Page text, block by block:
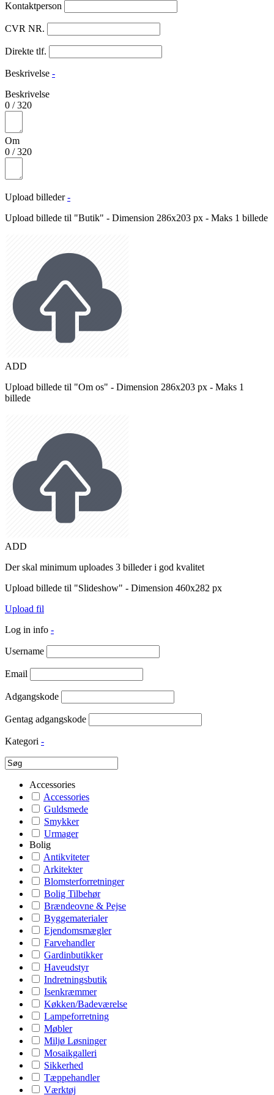
Kontaktperson
CVR NR.
Direkte tlf.
Beskrivelse -
Beskrivelse
0 /320
Om
0 /320
Upload billeder -
Upload billede til "Butik" - Dimension 286x203 px - Maks 1 billede
ADD
Upload billede til "Om os" - Dimension 286x203 px - Maks 1
billede
ADD
Der skal minimum uploades 3 billeder i god kvalitet
Upload billede til "Slideshow" - Dimension 460x282 px
Upload fil
Log in info -
Username
Email
Adgangskode
Gentag adgangskode
Kategori -
Accessories
Accessories
Guldsmede
Smykker
Urmager
Bolig
Antikviteter
Arkitekter
Blomsterforretninger
Bolig Tilbehør
Brændeovne & Pejse
Byggematerialer
Ejendomsmægler
Farvehandler
Gardinbutikker
Haveudstyr
Indretningsbutik
Isenkræmmer
Køkken/Badeværelse
Lampeforretning
Møbler
Miljø Løsninger
Mosaikgalleri
Sikkerhed
Tæppehandler
Værktøj